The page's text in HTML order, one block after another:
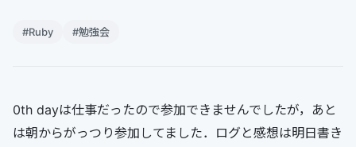
#Ruby #勉強会
0th dayは仕事だったので参加できませんでしたが，あと
は朝からがっつり参加してました．ログと感想は明日書き